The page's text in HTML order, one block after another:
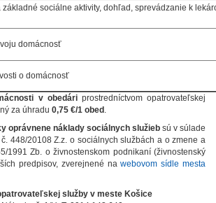
sociálne aktivity, dohľad, sprevádzanie k
domácnosť
o domácnosť
v obedáriprostredníctvom opatrovateľskej
za úhradu 0,75 €/1 obed
oprávnene náklady sociálnych služieb sú v súlade
448/20108 Z.z. o sociálnych službách a o zmene a
1991 Zb. o živnostenskom podnikaní (živnostenský
predpisov, zverejnené nawebovom sídle mesta
služby v meste Košice